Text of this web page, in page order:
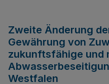
Zweite Änderung
Gewährung von
zukunftsfähige und
Westfalen